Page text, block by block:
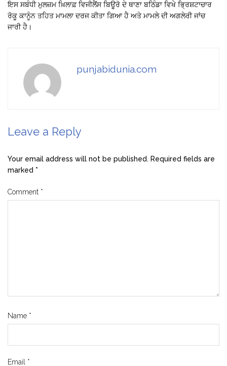
ਇਸ ਸਬੰਧੀ ਮੁਲਜ਼ਮ ਖ਼ਿਲਾਫ਼ ਵਿਜੀਲੈਂਸ ਬਿਊਰੋ ਦੇ ਥਾਣਾ ਬਠਿੰਡਾ ਵਿਖੇ ਭ੍ਰਿਸ਼ਟਾਚਾਰ
ਰੋਕੂ ਕਾਨੂੰਨ ਤਹਿਤ ਮਾਮਲਾ ਦਰਜ ਕੀਤਾ ਗਿਆ ਹੈ ਅਤੇ ਮਾਮਲੇ ਦੀ ਅਗਲੇਰੀ ਜਾਂਚ
ਜਾਰੀ ਹੈ।
punjabidunia.com
Leave a Reply
Your email address will not be published. Required fields are
marked *
Comment *
Name *
Email *